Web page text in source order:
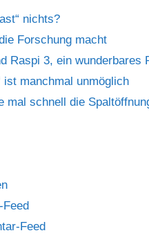
nichts?
Forschung macht
Raspi 3, ein wunderbares
ist manchmal unmöglich
mal schnell die
Feed
Feed